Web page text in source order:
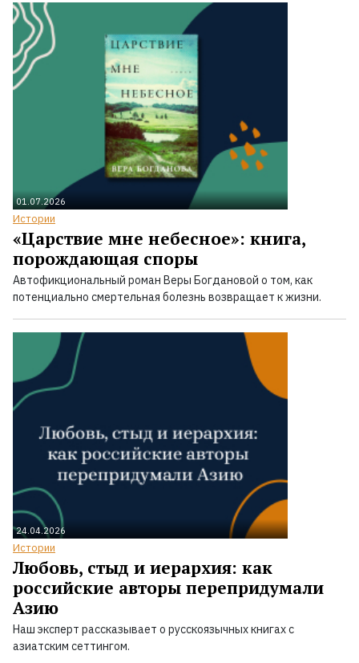
01.07.2026
Истории
«Царствие мне небесное»: книга,
порождающая споры
Автофикциональный роман Веры Богдановой о том, как
потенциально смертельная болезнь возвращает к жизни.
24.04.2026
Истории
Любовь, стыд и иерархия: как
российские авторы перепридумали
Азию
Наш эксперт рассказывает о русскоязычных книгах с
азиатским сеттингом.